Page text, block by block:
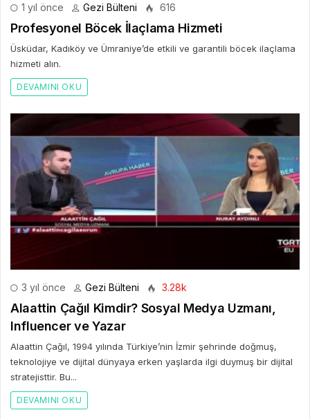
1 yıl önce Gezi Bülteni 616
Profesyonel Böcek İlaçlama Hizmeti
Üsküdar, Kadıköy ve Ümraniye’de etkili ve garantili böcek ilaçlama
hizmeti alın.
DEVAMINI OKU
3 yıl önce Gezi Bülteni 3.28k
Alaattin Çağıl Kimdir? Sosyal Medya Uzmanı,
Influencer ve Yazar
Alaattin Çağıl, 1994 yılında Türkiye’nin İzmir şehrinde doğmuş,
teknolojiye ve dijital dünyaya erken yaşlarda ilgi duymuş bir dijital
stratejisttir. Bu...
DEVAMINI OKU